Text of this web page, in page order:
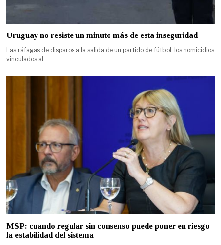
Uruguay no resiste un minuto más de esta inseguridad
Las ráfagas de disparos a la salida de un partido de fútbol, los homicidios
vinculados al
MSP: cuando regular sin consenso puede poner en riesgo
la estabilidad del sistema